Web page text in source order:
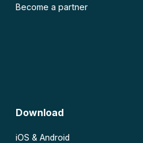
Become a partner
Download
iOS & Android